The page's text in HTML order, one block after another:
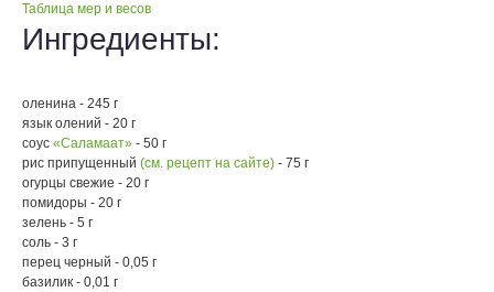
Таблица мер и весов
Ингредиенты:
оленина - 245 г
язык олений - 20 г
соус «Саламаат» - 50 г
рис припущенный (см. рецепт на сайте) - 75 г
огурцы свежие - 20 г
помидоры - 20 г
зелень - 5 г
соль - 3 г
перец черный - 0,05 г
базилик - 0,01 г